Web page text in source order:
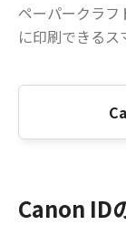
ペーパークラフ
に印刷できるス
Canon ID